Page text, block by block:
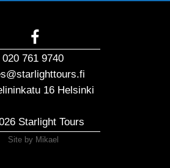
020 761 9740
16 Helsinki
Starlight Tours
Site by Mikael